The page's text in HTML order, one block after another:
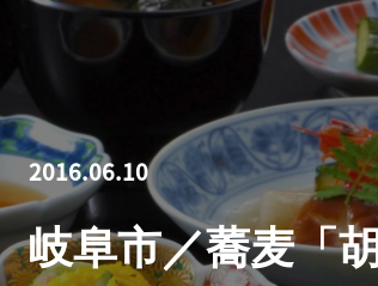
2016.06.10
岐阜市／蕎麦「